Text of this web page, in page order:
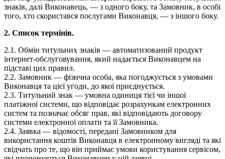
знаків, далі Виконавець, — з одного боку, та Замовник, в особі
того, хто скористався послугами Виконавця, — з іншого боку.
2. Список термінів.
2.1. Обмін титульних знаків — автоматизований продукт
інтернет-обслуговування, який надається Виконавцем на
підставі цих правил.
2.2. Замовник — фізична особа, яка погоджується з умовами
Виконавця та цієї угоди, до якої приєднується.
2.3. Титульний знак — умовна одиниця тієї чи іншої
платіжної системи, що відповідає розрахункам електронних
систем та позначає обсяг прав, які відповідають договору
системи електронної оплати та її Замовника.
2.4. Заявка — відомості, передані Замовником для
використання коштів Виконавця в електронному вигляді та які
свідчать про те, що він приймає умови користування сервісом,